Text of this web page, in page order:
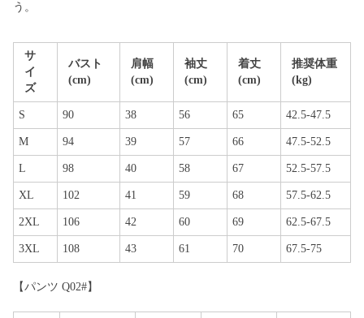
う。
サ
イ
ズ
バスト
(cm)
肩幅
(cm)
袖丈
(cm)
着丈
(cm)
推奨体重
(kg)
S 90 38 56 65 42.5-47.5
M 94 39 57 66 47.5-52.5
L 98 40 58 67 52.5-57.5
XL 102 41 59 68 57.5-62.5
2XL 106 42 60 69 62.5-67.5
3XL 108 43 61 70 67.5-75
【パンツ Q02#】